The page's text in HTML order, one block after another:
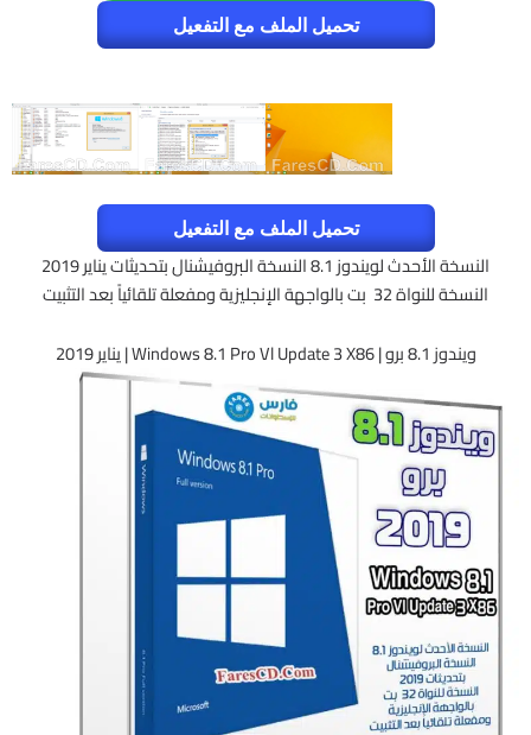
تحميل الملف مع التفعيل
تحميل الملف مع التفعيل
النسخة الأحدث لويندوز 8.1 النسخة البروفيشنال بتحديثات يناير 2019
النسخة للنواة 32 بت بالواجهة الإنجليزية ومفعلة تلقائياً بعد التثبيت
ويندوز 8.1 برو | Windows 8.1 Pro Vl Update 3 X86 | يناير 2019